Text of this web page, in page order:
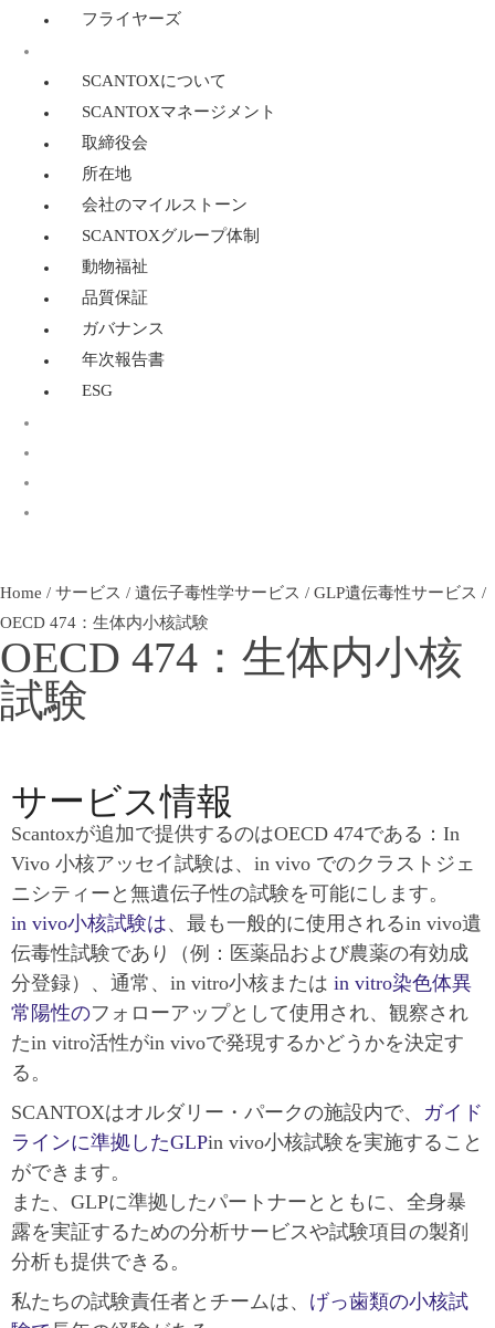
フライヤーズ
SCANTOXについて
SCANTOXマネージメント
取締役会
所在地
会社のマイルストーン
SCANTOXグループ体制
動物福祉
品質保証
ガバナンス
年次報告書
ESG
Home / サービス / 遺伝子毒性学サービス / GLP遺伝毒性サービス /
OECD 474：生体内小核試験
OECD 474：生体内小核
試験
サービス情報
Scantoxが追加で提供するのはOECD 474である：In
Vivo 小核アッセイ試験は、in vivo でのクラストジェ
ニシティーと無遺伝子性の試験を可能にします。
in vivo小核試験は、最も一般的に使用されるin vivo遺
伝毒性試験であり（例：医薬品および農薬の有効成
分登録）、通常、in vitro小核または in vitro染色体異
常陽性のフォローアップとして使用され、観察され
たin vitro活性がin vivoで発現するかどうかを決定す
る。
SCANTOXはオルダリー・パークの施設内で、 ガイド
ラインに準拠したGLPin vivo小核試験を実施すること
ができます。
また、GLPに準拠したパートナーとともに、全身暴
露を実証するための分析サービスや試験項目の製剤
分析も提供できる。
私たちの試験責任者とチームは、 げっ歯類の小核試